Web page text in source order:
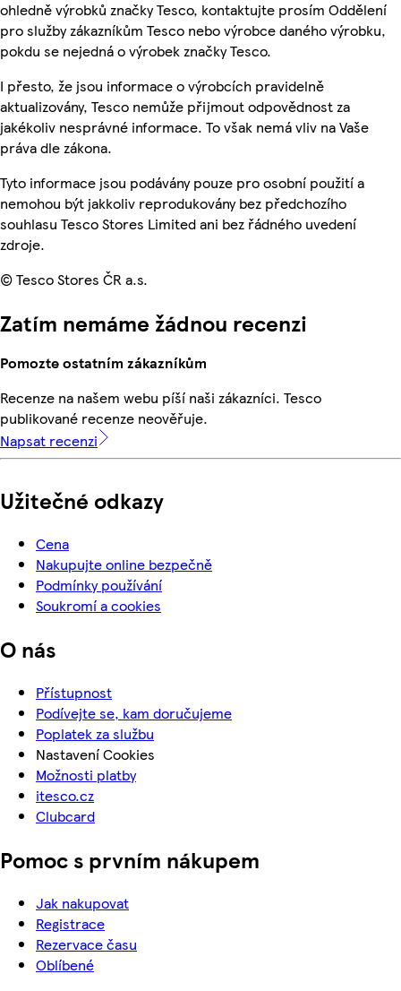
ohledně výrobků značky Tesco, kontaktujte prosím Oddělení
pro služby zákazníkům Tesco nebo výrobce daného výrobku,
pokdu se nejedná o výrobek značky Tesco.
I přesto, že jsou informace o výrobcích pravidelně
aktualizovány, Tesco nemůže přijmout odpovědnost za
jakékoliv nesprávné informace. To však nemá vliv na Vaše
práva dle zákona.
Tyto informace jsou podávány pouze pro osobní použití a
nemohou být jakkoliv reprodukovány bez předchozího
souhlasu Tesco Stores Limited ani bez řádného uvedení
zdroje.
© Tesco Stores ČR a.s.
Zatím nemáme žádnou recenzi
Pomozte ostatním zákazníkům
Recenze na našem webu píší naši zákazníci. Tesco
publikované recenze neověřuje.
Napsat recenzi
Užitečné odkazy
Cena
Nakupujte online bezpečně
Podmínky používání
Soukromí a cookies
O nás
Přístupnost
Podívejte se, kam doručujeme
Poplatek za službu
Nastavení Cookies
Možnosti platby
itesco.cz
Clubcard
Pomoc s prvním nákupem
Jak nakupovat
Registrace
Rezervace času
Oblíbené